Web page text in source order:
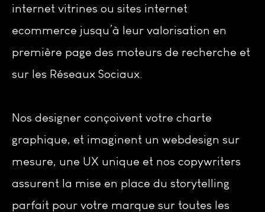
internet vitrines ou sites internet
ecommerce jusqu’à leur valorisation en
première page des moteurs de recherche et
sur les Réseaux Sociaux.
Nos designer conçoivent votre charte
graphique, et imaginent un webdesign sur
mesure, une UX unique et nos copywriters
assurent la mise en place du storytelling
parfait pour votre marque sur toutes les